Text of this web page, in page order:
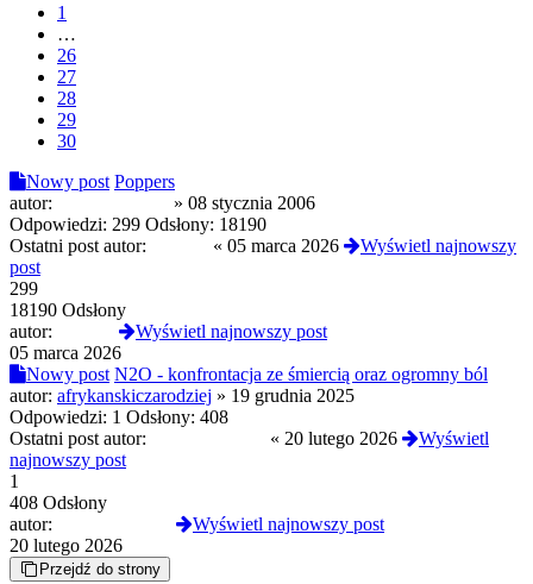
1
…
26
27
28
29
30
Nowy post Poppers
autor:
» 08 stycznia 2006
Odpowiedzi: 299 Odsłony: 18190
Ostatni post autor:
« 05 marca 2026
Wyświetl najnowszy
post
299
18190 Odsłony
autor:
Wyświetl najnowszy post
05 marca 2026
Nowy post N2O - konfrontacja ze śmiercią oraz ogromny ból
autor: afrykanskiczarodziej » 19 grudnia 2025
Odpowiedzi: 1 Odsłony: 408
Ostatni post autor:
« 20 lutego 2026
Wyświetl
najnowszy post
1
408 Odsłony
autor:
Wyświetl najnowszy post
20 lutego 2026
Przejdź do strony